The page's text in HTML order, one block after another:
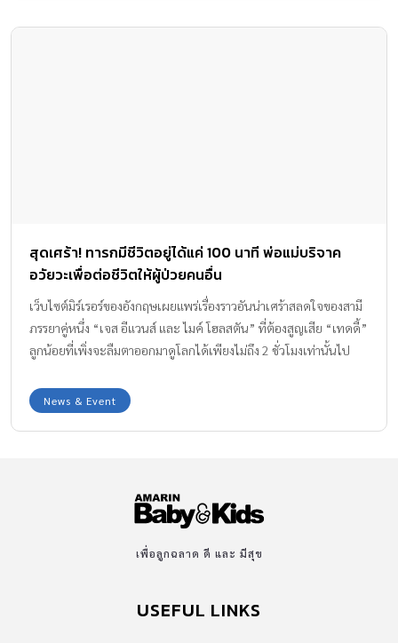
สุดเศร้า! ทารกมีชีวิตอยู่ได้แค่ 100 นาที พ่อแม่บริจาค
อวัยวะเพื่อต่อชีวิตให้ผู้ป่วยคนอื่น
เว็บไซต์มิร์เรอร์ของอังกฤษเผยแพร่เรื่องราวอันน่าเศร้าสลดใจของสามี
ภรรยาคู่หนึ่ง “เจส อีแวนส์ และ ไมค์ โฮลสตัน” ที่ต้องสูญเสีย “เทดดี้”
ลูกน้อยที่เพิ่งจะลืมตาออกมาดูโลกได้เพียงไม่ถึง 2 ชั่วโมงเท่านั้นไป
ไร้สมองใหญ่ ทำให้ทั้งสมองและหัวกะโหลกไม่สามารถเจริญเติบโตได้
ถือเป็นความผิดปกติที่หายาก ในช่วงที่เจสท้องลูกฝาแฝด 2 คน ซึ่งก็คือ
และไมค์จึงตัดสินใจที่จะทำให้ช่วงเวลาอันสั้นกลายเป็นความทรงจำที่มี
ค่าและพิเศษที่สุด ด้วยการบริจาคอวัยวะของลูกให้กับทางการแพทย์
เพื่อที่จะได้นำไปใช้ต่อชีวิตเพื่อนมนุษย์คนอื่นๆอีกต่อไป ซึ่งถือเป็นการ
อวัยวะที่อายุน้อยที่สุดในอังกฤษ และทางครอบครัวยังได้ได้รับใบ
News & Event
เพื่อลูกฉลาด ดี และ มีสุข
USEFUL LINKS